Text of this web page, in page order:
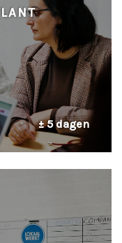
± 5 dagen